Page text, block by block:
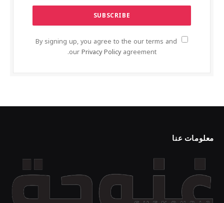
By signing up, you agree to the our terms and
ourPrivacy Policyagreement.
معلومات عنا